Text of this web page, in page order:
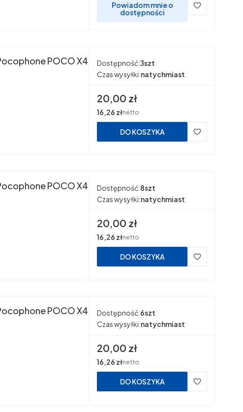
Powiadom mnie o
dostępności
POCO X4
Dostępność:3szt
Czas wysyłki:natychmiast
Cena
20,00 zł
Cena
16,26 złnetto
DO KOSZYKA
POCO X4
Dostępność:8szt
Czas wysyłki:natychmiast
Cena
20,00 zł
Cena
16,26 złnetto
DO KOSZYKA
POCO X4
Dostępność:6szt
Czas wysyłki:natychmiast
Cena
20,00 zł
Cena
16,26 złnetto
DO KOSZYKA